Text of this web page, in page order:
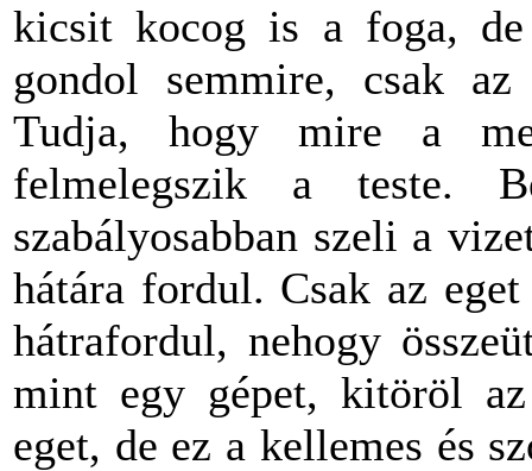
kicsit kocog is a foga, de
gondol semmire, csak
Tudja, hogy mire a
felmelegszik a teste.
szabályosabban szeli a
hátára fordul. Csak az
hátrafordul, nehogy
mint egy gépet, kitöröl
eget, de ez a kellemes és